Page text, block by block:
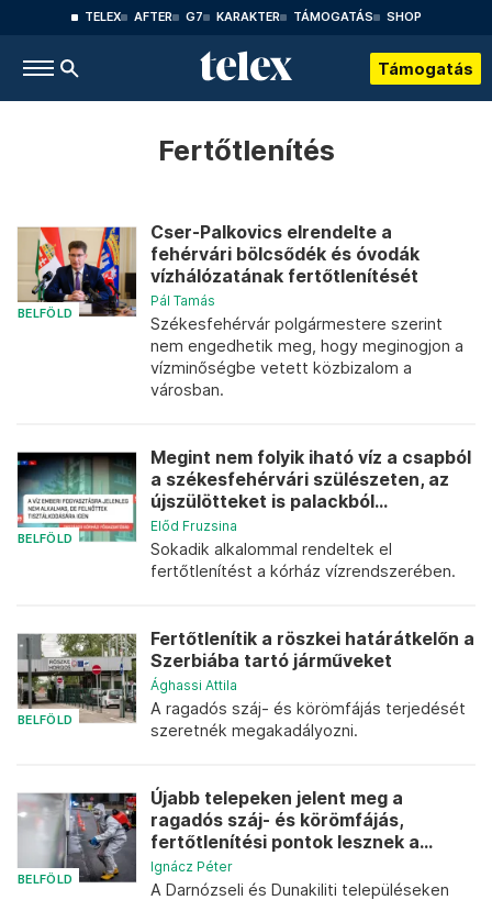
TELEX AFTER G7 KARAKTER TÁMOGATÁS SHOP
Támogatás
Fertőtlenítés
BELFÖLD
Cser-Palkovics elrendelte a
fehérvári bölcsődék és óvodák
vízhálózatának fertőtlenítését
Pál Tamás
Székesfehérvár polgármestere szerint
nem engedhetik meg, hogy meginogjon a
vízminőségbe vetett közbizalom a
városban.
BELFÖLD
Megint nem folyik iható víz a csapból
a székesfehérvári szülészeten, az
újszülötteket is palackból...
Előd Fruzsina
Sokadik alkalommal rendeltek el
fertőtlenítést a kórház vízrendszerében.
BELFÖLD
Fertőtlenítik a röszkei határátkelőn a
Szerbiába tartó járműveket
Ághassi Attila
A ragadós száj- és körömfájás terjedését
szeretnék megakadályozni.
BELFÖLD
Újabb telepeken jelent meg a
ragadós száj- és körömfájás,
fertőtlenítési pontok lesznek a...
Ignácz Péter
A Darnózseli és Dunakiliti településeken